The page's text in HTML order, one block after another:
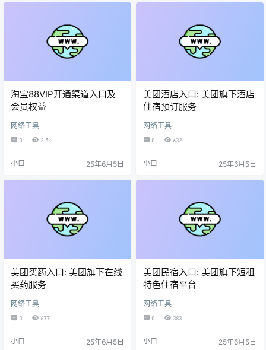
淘宝88VIP开通渠道入口及
会员权益
网络工具
0 2.5k
小白 25年6月5日
美团酒店入口: 美团旗下酒店
住宿预订服务
网络工具
0 632
小白 25年6月5日
美团买药入口: 美团旗下在线
买药服务
网络工具
0 677
小白 25年6月5日
美团民宿入口: 美团旗下短租
特色住宿平台
网络工具
0 383
小白 25年6月5日